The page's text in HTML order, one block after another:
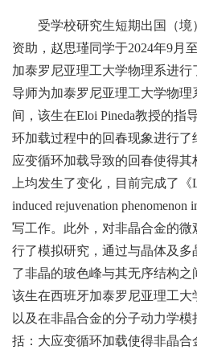
受学校研究生短期出国（境
资助，赵思瑾同学于2024年9月
加泰罗尼亚理工大学物理系进
导师为加泰罗尼亚理工大学物理
间，该生在Eloi Pineda教授的指
环加载过程中的回春现象进行
应变循环加载导致的回春使得
上均发生了变化，目前完成了《
induced rejuvenation phenomenon
写工作。此外，对非晶合金的
行了模拟研究，通过与晶体及
了非晶的玻色峰与其无序结构
该生在西班牙加泰罗尼亚理工大
以及在非晶合金的分子动力学
括：大应变循环加载使得非晶